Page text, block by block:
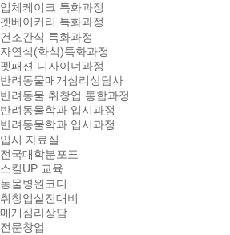
입체케이크 특화과정
펫베이커리 특화과정
건조간식 특화과정
자연식(화식)특화과정
펫패션 디자이너과정
반려동물매개심리상담사
반려동물 취창업 통합과정
반려동물학과 입시과정
반려동물학과 입시과정
입시 자료실
전국대학분포표
스킬UP 교육
동물병원코디
취창업실전대비
매개심리상담
전문창업